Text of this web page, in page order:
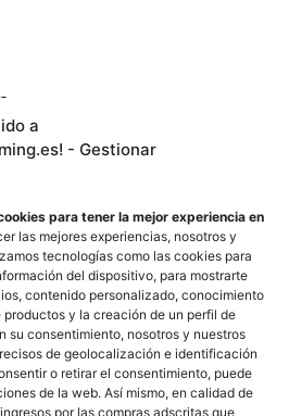
a
- Gestionar
para tener la mejor experiencia en
las mejores experiencias, nosotros y
tecnologías como las cookies para
del dispositivo, para mostrarte
contenido personalizado, conocimiento
y la creación de un perfil de
su consentimiento, nosotros y nuestros
de geolocalización e identificación
o retirar el consentimiento, puede
de la web. Así mismo, en calidad de
por las compras adscritas que
de Amazon, obtengo
aplicables.
propias y de terceros para
y mostrarle
de Adsense, mediante el
de navegación.
u obtener